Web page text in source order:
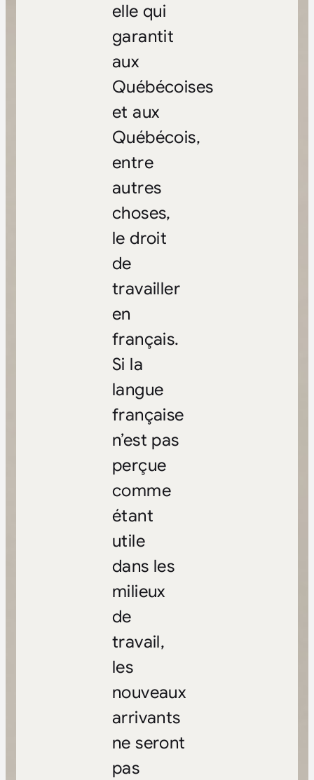
elle qui
garantit
aux
Québécoises
et aux
Québécois,
entre
autres
choses,
le droit
de
travailler
en
français.
Si la
langue
française
n’est pas
perçue
comme
étant
utile
dans les
milieux
de
travail,
les
nouveaux
arrivants
ne seront
pas